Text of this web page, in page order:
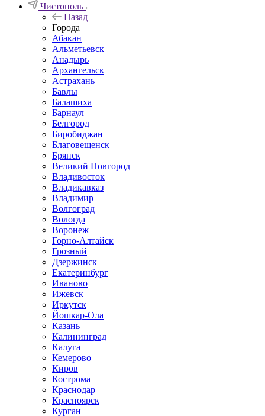
Чистополь
Назад
Города
Абакан
Альметьевск
Анадырь
Архангельск
Астрахань
Бавлы
Балашиха
Барнаул
Белгород
Биробиджан
Благовещенск
Брянск
Великий Новгород
Владивосток
Владикавказ
Владимир
Волгоград
Вологда
Воронеж
Горно-Алтайск
Грозный
Дзержинск
Екатеринбург
Иваново
Ижевск
Иркутск
Йошкар-Ола
Казань
Калининград
Калуга
Кемерово
Киров
Кострома
Краснодар
Красноярск
Курган